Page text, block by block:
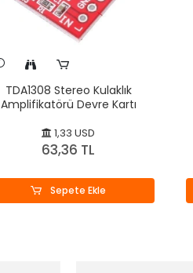
TDA1308 Stereo Kulaklık
Amplifikatörü Devre Kartı
1,33 USD
63,36 TL
Sepete Ekle